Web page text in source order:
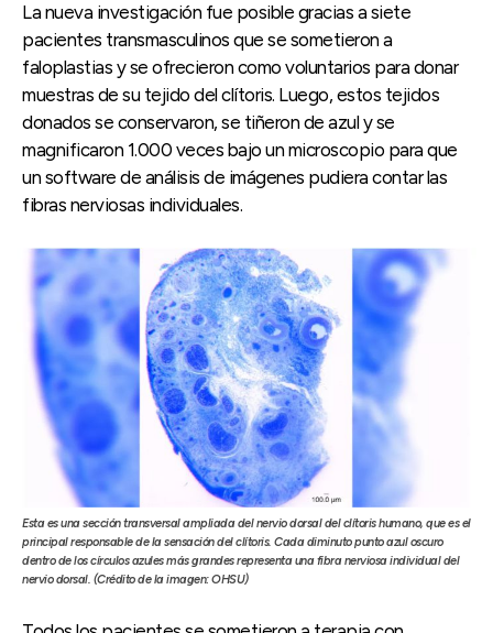
La nueva investigación fue posible gracias a siete
pacientes transmasculinos que se sometieron a
faloplastias y se ofrecieron como voluntarios para donar
muestras de su tejido del clítoris. Luego, estos tejidos
donados se conservaron, se tiñeron de azul y se
magnificaron 1.000 veces bajo un microscopio para que
un software de análisis de imágenes pudiera contar las
fibras nerviosas individuales.
Esta es una sección transversal ampliada del nervio dorsal del clítoris humano, que es el
principal responsable de la sensación del clítoris. Cada diminuto punto azul oscuro
dentro de los círculos azules más grandes representa una fibra nerviosa individual del
nervio dorsal. (Crédito de la imagen: OHSU)